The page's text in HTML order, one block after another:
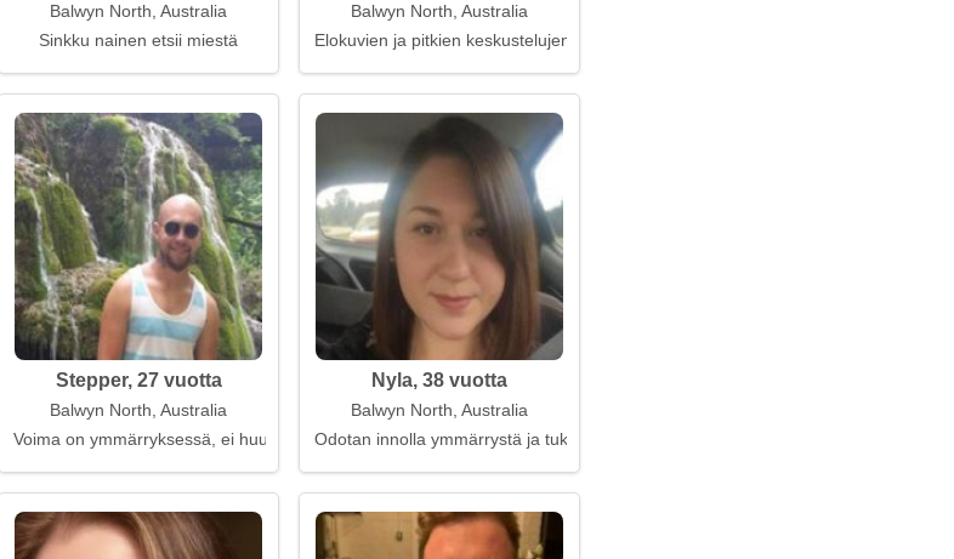
Balwyn North, Australia
Sinkku nainen etsii miestä
Balwyn North, Australia
Elokuvien ja pitkien keskustelujen ystävä
Stepper, 27 vuotta
Balwyn North, Australia
Voima on ymmärryksessä, ei huutamisessa
Nyla, 38 vuotta
Balwyn North, Australia
Odotan innolla ymmärrystä ja tukea läheltä